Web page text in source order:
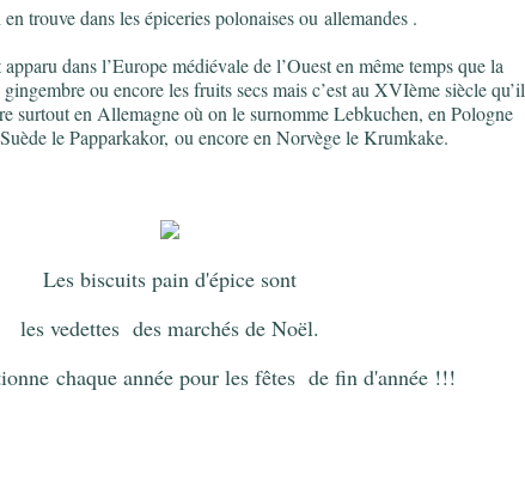
en trouvedans les épiceriespolonaisesou allemandes .
dans l’Europe médiévale de l’Ouest en même temps que la
ou encore les fruits secs mais c’est au XVIème siècle qu’il
surtout en Allemagne où on le surnomme Lebkuchen, en Pologne
le Papparkakor, ou encore en Norvège le Krumkake.
Les biscuits pain d'épice sont
les vedettes des marchés de Noël.
chaque année pour les fêtes de fin d'année !!!